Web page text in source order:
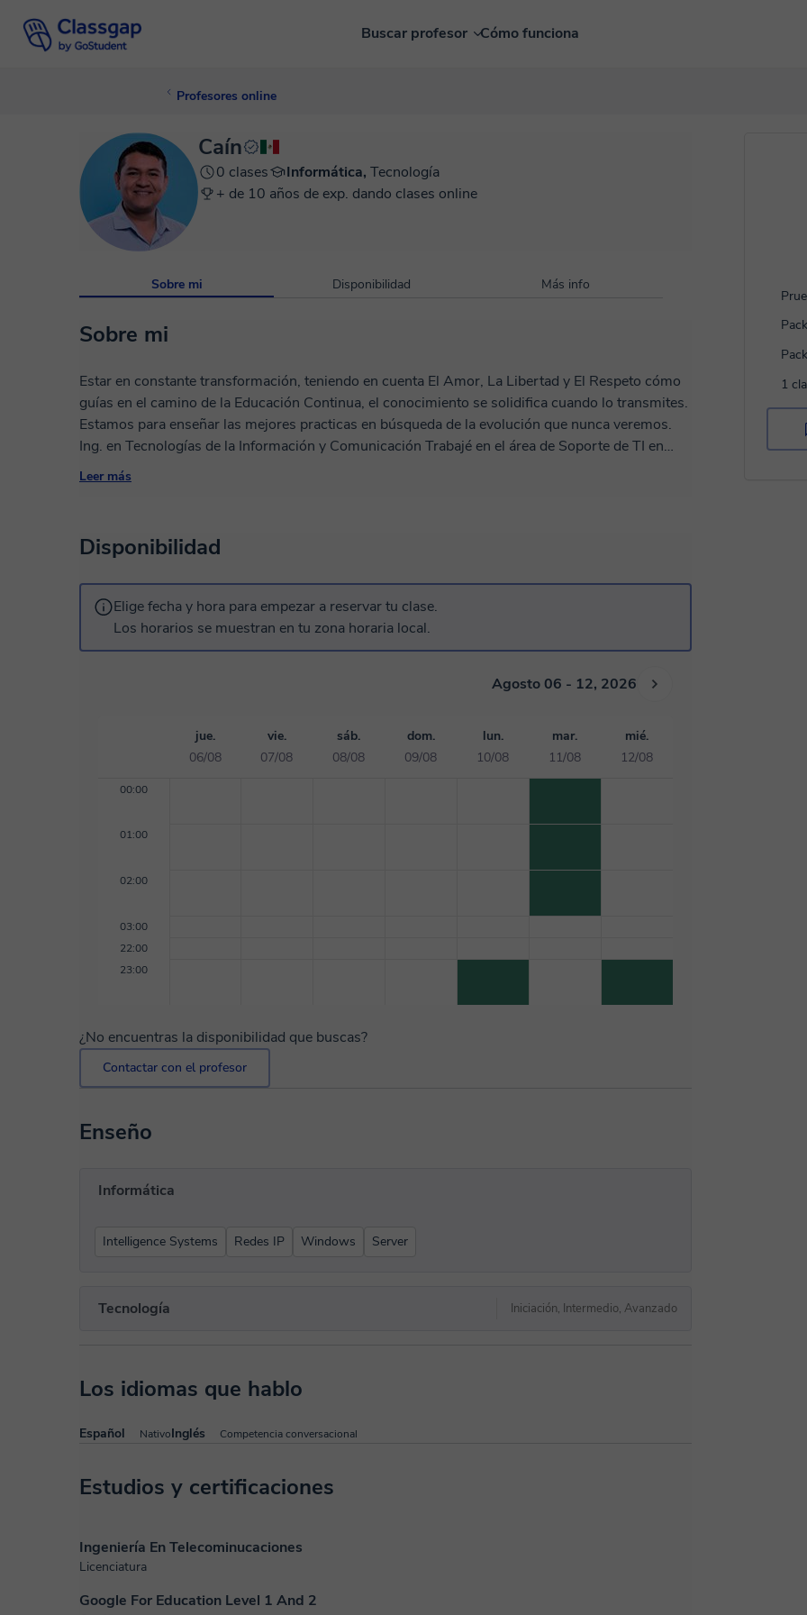
Buscar profesor Cómo funciona
Profesores online
1
Caín
0 clases Informática, Tecnología
+ de 10 años de exp. dando clases online
Sobre mi Disponibilidad Más info
Sobre mi
Estar en constante transformación, teniendo en cuenta El Amor, La Libertad y El Respeto cómo
guías en el camino de la Educación Continua, el conocimiento se solidifica cuando lo transmites.
Estamos para enseñar las mejores practicas en búsqueda de la evolución que nunca veremos.
Ing. en Tecnologías de la Información y Comunicación Trabajé en el área de Soporte de TI en
centros Educativos, y poco a poco fuí acercandome a la Docencia. Primero en Secundaria,
Actualmente trabajo como Coordinador de Tecnología Educativa, recientemente implementamos
Secundaria y Preparatoria, STEAM, entre otras Disciplinas
Leer más
Disponibilidad
Elige fecha y hora para empezar a reservar tu clase.
Los horarios se muestran en tu zona horaria local.
Agosto 06 - 12, 2026
jue.
06/08
vie.
07/08
sáb.
08/08
dom.
09/08
lun.
10/08
mar.
11/08
mié.
12/08
00:00
01:00
02:00
03:00
22:00
23:00
¿No encuentras la disponibilidad que buscas?
Contactar con el profesor
Enseño
Informática
Intelligence Systems Redes IP Windows Server
Tecnología Iniciación, Intermedio, Avanzado
Los idiomas que hablo
Español NativoInglés Competencia conversacional
Estudios y certificaciones
Ingeniería En Telecominucaciones
Licenciatura
Google For Education Level 1 And 2